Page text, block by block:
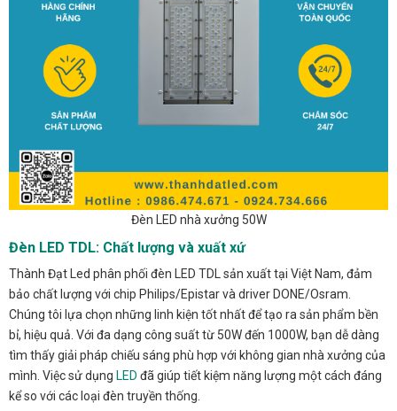
Đèn LED nhà xưởng 50W
Đèn LED TDL: Chất lượng và xuất xứ
Thành Đạt Led phân phối đèn LED TDL sản xuất tại Việt Nam, đảm
bảo chất lượng với chip Philips/Epistar và driver DONE/Osram.
Chúng tôi lựa chọn những linh kiện tốt nhất để tạo ra sản phẩm bền
bỉ, hiệu quả. Với đa dạng công suất từ 50W đến 1000W, bạn dễ dàng
tìm thấy giải pháp chiếu sáng phù hợp với không gian nhà xưởng của
mình. Việc sử dụng LED đã giúp tiết kiệm năng lượng một cách đáng
kể so với các loại đèn truyền thống.